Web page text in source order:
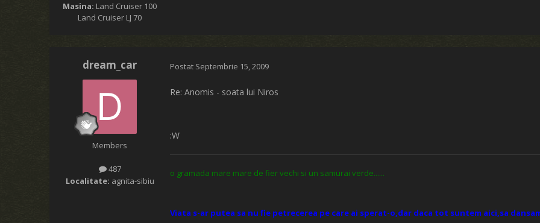
Masina: Land Cruiser 100
Land Cruiser LJ 70
dream_car
Members
487
Localitate: agnita-sibiu
Postat Septembrie 15, 2009
Re: Anomis - soata lui Niros
:W
o gramada mare mare de fier vechi si un samurai verde......
Viata s-ar putea sa nu fie petrecerea pe care ai sperat-o,dar daca tot suntem aici,sa